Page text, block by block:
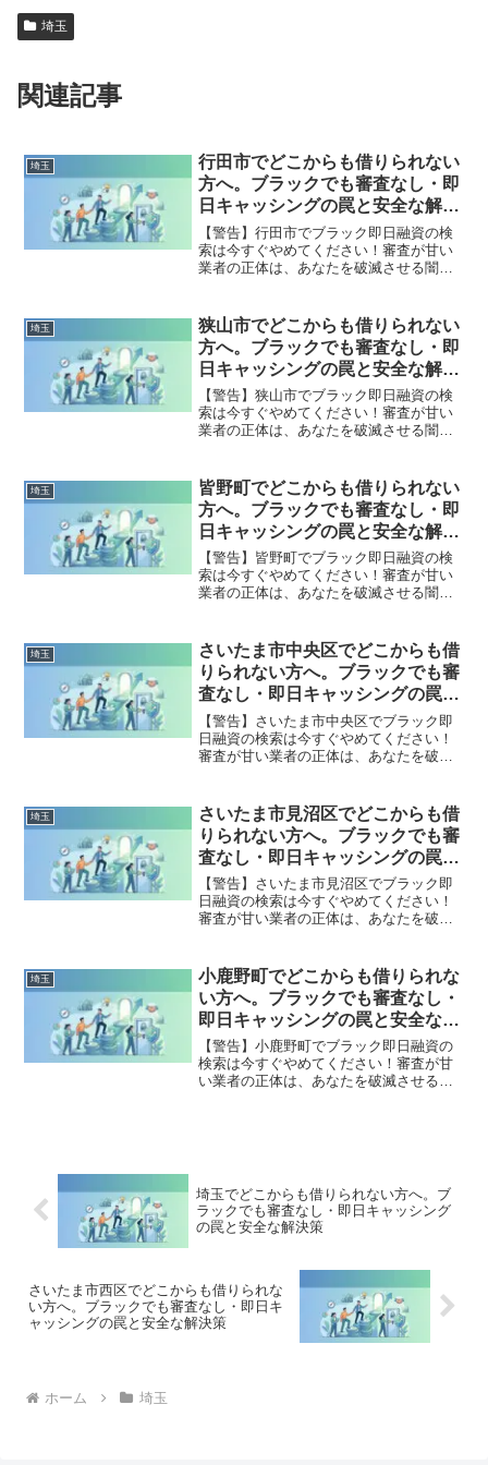
埼玉
関連記事
埼玉
行田市でどこからも借りられない
方へ。ブラックでも審査なし・即
日キャッシングの罠と安全な解決
策
【警告】行田市でブラック即日融資の検
索は今すぐやめてください！審査が甘い
業者の正体は、あなたを破滅させる闇金
市で違法業者を避け、借金地獄から抜け
出した方々の実体験と確実な解決策を完
全公開。
埼玉
狭山市でどこからも借りられない
方へ。ブラックでも審査なし・即
日キャッシングの罠と安全な解決
策
【警告】狭山市でブラック即日融資の検
索は今すぐやめてください！審査が甘い
業者の正体は、あなたを破滅させる闇金
市で違法業者を避け、借金地獄から抜け
出した方々の実体験と確実な解決策を完
全公開。
埼玉
皆野町でどこからも借りられない
方へ。ブラックでも審査なし・即
日キャッシングの罠と安全な解決
策
【警告】皆野町でブラック即日融資の検
索は今すぐやめてください！審査が甘い
業者の正体は、あなたを破滅させる闇金
町で違法業者を避け、借金地獄から抜け
出した方々の実体験と確実な解決策を完
全公開。
埼玉
さいたま市中央区でどこからも借
りられない方へ。ブラックでも審
査なし・即日キャッシングの罠と
安全な解決策
【警告】さいたま市中央区でブラック即
日融資の検索は今すぐやめてください！
審査が甘い業者の正体は、あなたを破滅
です。さいたま市中央区で違法業者を避
け、借金地獄から抜け出した方々の実体
験と確実な解決策を完全公開。
埼玉
さいたま市見沼区でどこからも借
りられない方へ。ブラックでも審
査なし・即日キャッシングの罠と
安全な解決策
【警告】さいたま市見沼区でブラック即
日融資の検索は今すぐやめてください！
審査が甘い業者の正体は、あなたを破滅
です。さいたま市見沼区で違法業者を避
け、借金地獄から抜け出した方々の実体
験と確実な解決策を完全公開。
埼玉
小鹿野町でどこからも借りられな
い方へ。ブラックでも審査なし・
即日キャッシングの罠と安全な解
決策
【警告】小鹿野町でブラック即日融資の
検索は今すぐやめてください！審査が甘
い業者の正体は、あなたを破滅させる闇
埼玉でどこからも借りられない方へ。ブ
ラックでも審査なし・即日キャッシング
の罠と安全な解決策
さいたま市西区でどこからも借りられな
い方へ。ブラックでも審査なし・即日キ
ャッシングの罠と安全な解決策
ホーム 埼玉